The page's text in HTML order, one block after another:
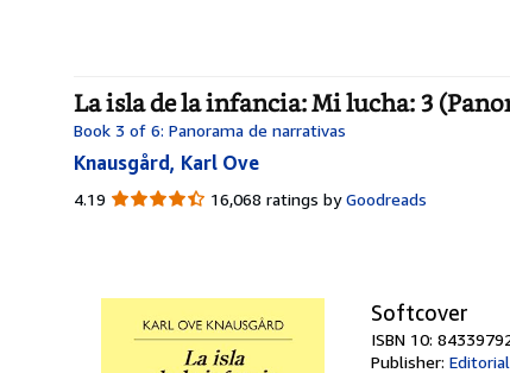
La isla de la infancia: Mi lucha: 3
Book 3 of 6: Panorama de narrativas
Knausgård, Karl Ove
4.19 4.19
16,068 ratings by Goodreads
Softcover
ISBN 10:
Publisher: